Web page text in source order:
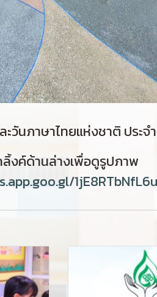
วันภาษาไทยแห่งชาติ ประจ
งค์ด้านล่างเพื่อดูรูปภาพ